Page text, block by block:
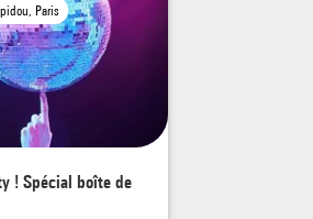
Paris
! Spécial boîte de